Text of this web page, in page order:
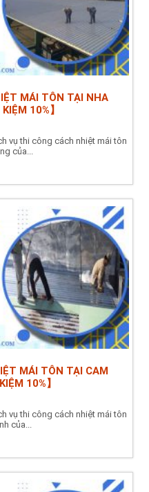
MÁI TÔN TẠI NHA
10%】
vụ thi công cách nhiệt mái tôn
của...
MÁI TÔN TẠI CAM
10%】
vụ thi công cách nhiệt mái tôn
của...